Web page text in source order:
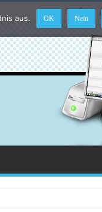
aus. OK Nein